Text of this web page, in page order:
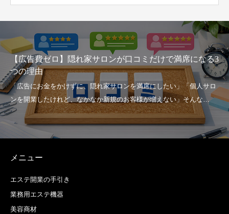
【広告費ゼロ】隠れ家サロンが口コミだけで満席になる3
つの理由
メニュー
エステ開業の手引き
業務用エステ機器
美容商材